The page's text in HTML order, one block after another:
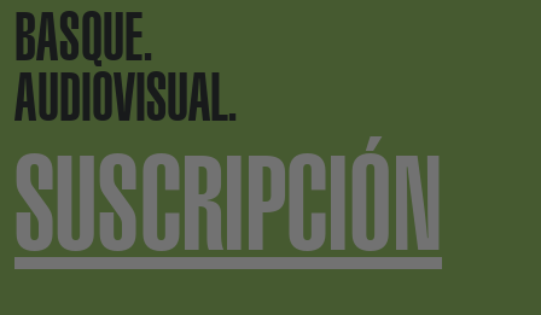
BASQUE.
AUDIOVISUAL.
SUSCRIPCIÓN